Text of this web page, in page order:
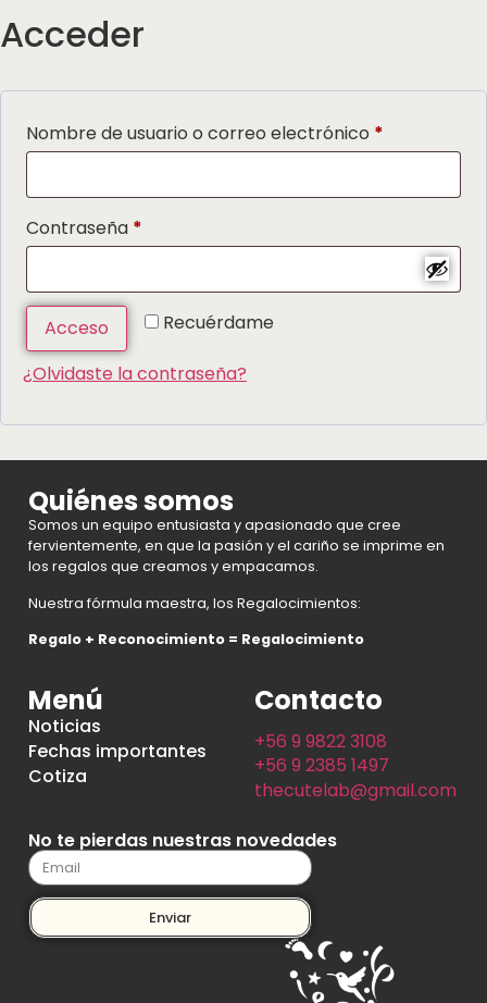
Acceder
Nombre de usuario o correo electrónico *
Contraseña *
Recuérdame
Acceso
¿Olvidaste la contraseña?
Quiénes somos
Somos un equipo entusiasta y apasionado que cree
fervientemente, en que la pasión y el cariño se imprime en
los regalos que creamos y empacamos.
Nuestra fórmula maestra, los Regalocimientos:
Regalo + Reconocimiento = Regalocimiento
Menú
Noticias
Fechas importantes
Cotiza
Contacto
+56 9 9822 3108
+56 9 2385 1497
thecutelab@gmail.com
No te pierdas nuestras novedades
Enviar